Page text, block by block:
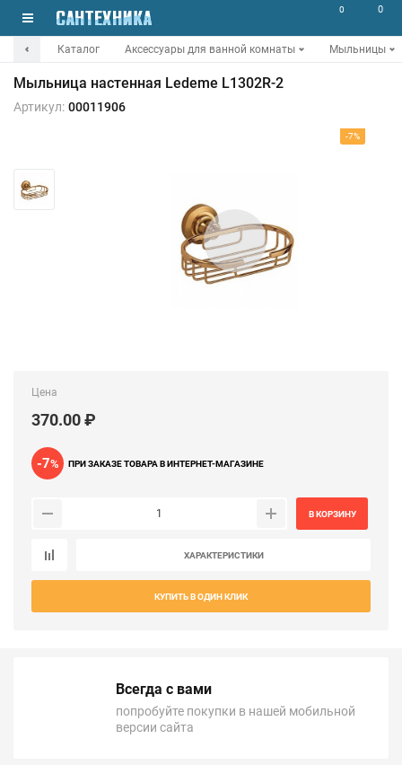
0 0
Каталог Аксессуары для ванной комнаты Мыльницы
Мыльница настенная Ledeme L1302R-2
Артикул: 00011906
-7%
Цена
370.00 ₽
-7% ПРИ ЗАКАЗЕ ТОВАРА В ИНТЕРНЕТ-МАГАЗИНЕ
В КОРЗИНУ
ХАРАКТЕРИСТИКИ
КУПИТЬ В ОДИН КЛИК
Всегда с вами
попробуйте покупки в нашей мобильной
версии сайта